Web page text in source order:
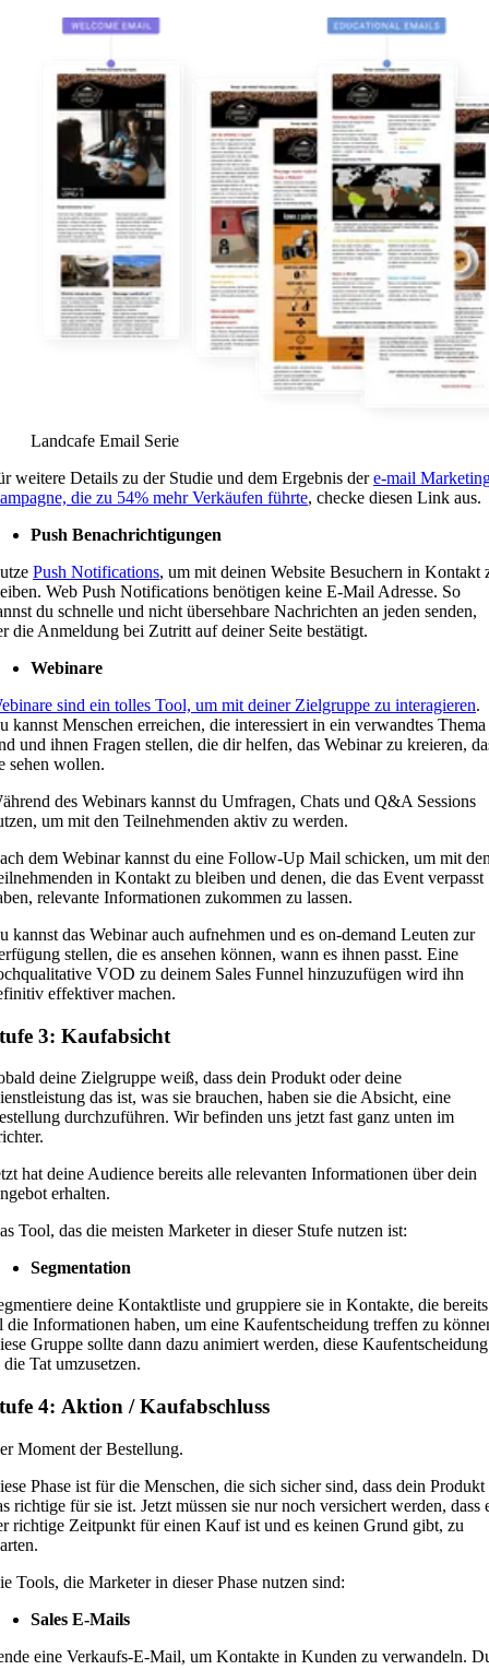
Landcafe Email Serie
weitere Details zu der Studie und dem Ergebnis dere-mail
die zu 54% mehr Verkäufen führte, checke diesen Link aus.
Push Benachrichtigungen
Push Notifications, um mit deinen Website Besuchern in Kontakt
Web Push Notifications benötigen keine E-Mail Adresse. So
du schnelle und nicht übersehbare Nachrichten an jeden senden,
die Anmeldung bei Zutritt auf deiner Seite bestätigt.
Webinare
sind ein tolles Tool, um mit deiner Zielgruppe zu interagieren.
kannst Menschen erreichen, die interessiert in ein verwandtes Thema
und ihnen Fragen stellen, die dir helfen, das Webinar zu kreieren,
sehen wollen.
des Webinars kannst du Umfragen, Chats und Q&A Sessions
um mit den Teilnehmenden aktiv zu werden.
dem Webinar kannst du eine Follow-Up Mail schicken, um mit
in Kontakt zu bleiben und denen, die das Event verpasst
relevante Informationen zukommen zu lassen.
kannst das Webinar auch aufnehmen und es on-demand Leuten zur
stellen, die es ansehen können, wann es ihnen passt. Eine
VOD zu deinem Sales Funnel hinzuzufügen wird ihn
effektiver machen.
3: Kaufabsicht
deine Zielgruppe weiß, dass dein Produkt oder deine
das ist, was sie brauchen, haben sie die Absicht, eine
durchzuführen. Wir befinden uns jetzt fast ganz unten im
hat deine Audience bereits alle relevanten Informationen über dein
erhalten.
Tool, das die meisten Marketer in dieser Stufe nutzen ist:
Segmentation
deine Kontaktliste und gruppiere sie in Kontakte, die bereits
die Informationen haben, um eine Kaufentscheidung treffen zu
Gruppe sollte dann dazu animiert werden, diese Kaufentscheidung
Tat umzusetzen.
4: Aktion / Kaufabschluss
Moment der Bestellung.
Phase ist für die Menschen, die sich sicher sind, dass dein Produkt
richtige für sie ist. Jetzt müssen sie nur noch versichert werden, dass
richtige Zeitpunkt für einen Kauf ist und es keinen Grund gibt, zu
Tools, die Marketer in dieser Phase nutzen sind:
Sales E-Mails
eine Verkaufs-E-Mail, um Kontakte in Kunden zu verwandeln.